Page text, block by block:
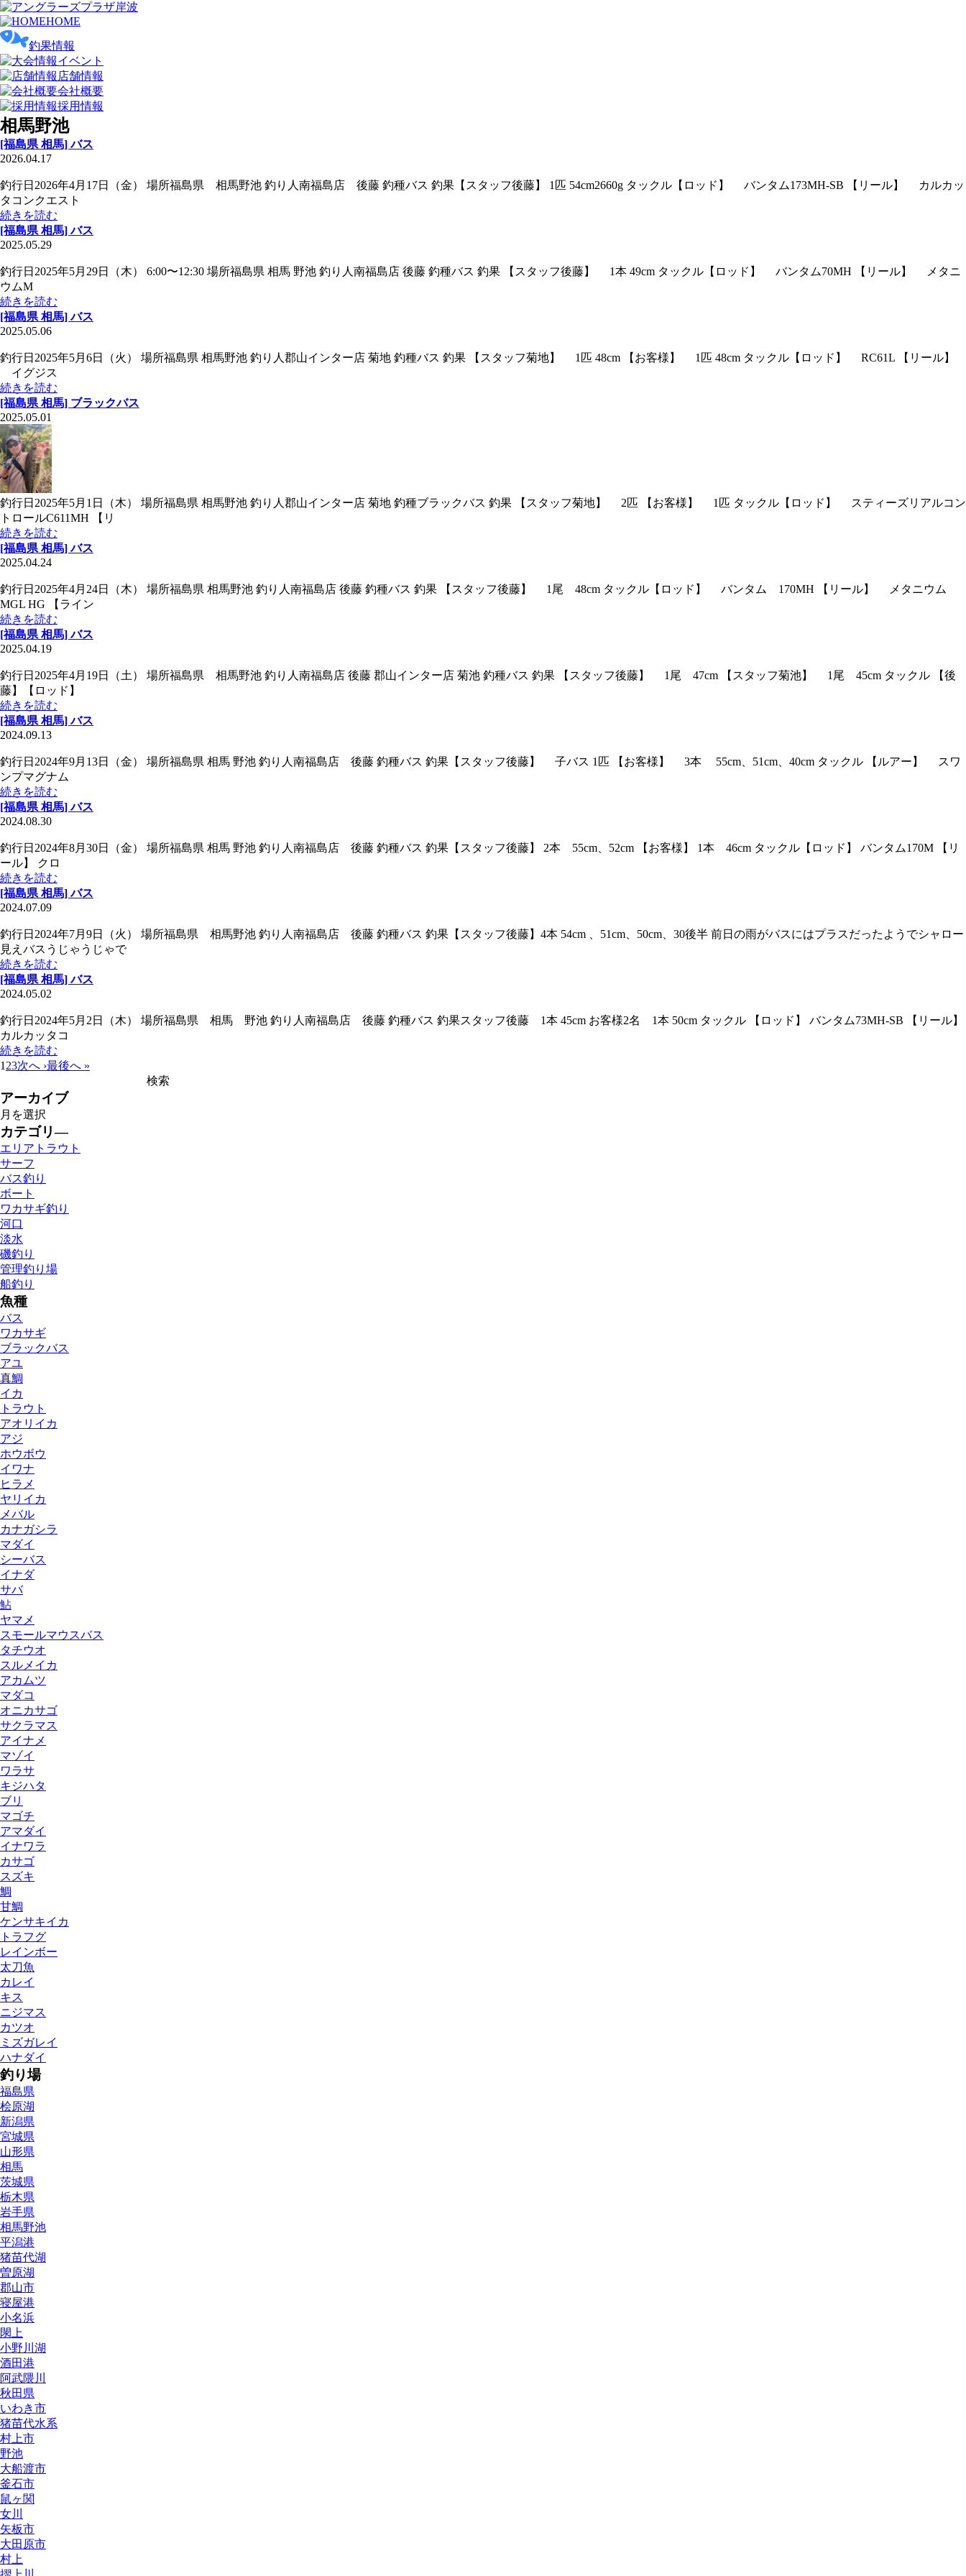
HOME
釣果情報
イベント
店舗情報
会社概要
採用情報
相馬野池
[福島県 相馬] バス
2026.04.17
釣行日2026年4月17日（金） 場所福島県 相馬野池 釣り人南福島店 後藤 釣種バス 釣果【スタッフ後藤】 1匹 54cm2660g タックル【ロッド】 バンタム173MH-SB 【リール】 カルカッ
タコンクエスト
続きを読む
[福島県 相馬] バス
2025.05.29
釣行日2025年5月29日（木） 6:00〜12:30 場所福島県 相馬 野池 釣り人南福島店 後藤 釣種バス 釣果 【スタッフ後藤】 1本 49cm タックル【ロッド】 バンタム70MH 【リール】 メタニ
ウムM
続きを読む
[福島県 相馬] バス
2025.05.06
釣行日2025年5月6日（火） 場所福島県 相馬野池 釣り人郡山インター店 菊地 釣種バス 釣果 【スタッフ菊地】 1匹 48cm 【お客様】 1匹 48cm タックル【ロッド】 RC61L 【リール】
イグジス
続きを読む
[福島県 相馬] ブラックバス
2025.05.01
釣行日2025年5月1日（木） 場所福島県 相馬野池 釣り人郡山インター店 菊地 釣種ブラックバス 釣果 【スタッフ菊地】 2匹 【お客様】 1匹 タックル【ロッド】 スティーズリアルコン
トロールC611MH 【リ
続きを読む
[福島県 相馬] バス
2025.04.24
釣行日2025年4月24日（木） 場所福島県 相馬野池 釣り人南福島店 後藤 釣種バス 釣果 【スタッフ後藤】 1尾 48cm タックル【ロッド】 バンタム 170MH 【リール】 メタニウム
MGL HG 【ライン
続きを読む
[福島県 相馬] バス
2025.04.19
釣行日2025年4月19日（土） 場所福島県 相馬野池 釣り人南福島店 後藤 郡山インター店 菊池 釣種バス 釣果 【スタッフ後藤】 1尾 47cm 【スタッフ菊池】 1尾 45cm タックル 【後
藤】【ロッド】
続きを読む
[福島県 相馬] バス
2024.09.13
釣行日2024年9月13日（金） 場所福島県 相馬 野池 釣り人南福島店 後藤 釣種バス 釣果【スタッフ後藤】 子バス 1匹 【お客様】 3本 55cm、51cm、40cm タックル 【ルアー】 スワ
ンプマグナム
続きを読む
[福島県 相馬] バス
2024.08.30
釣行日2024年8月30日（金） 場所福島県 相馬 野池 釣り人南福島店 後藤 釣種バス 釣果【スタッフ後藤】 2本 55cm、52cm 【お客様】 1本 46cm タックル【ロッド】 バンタム170M 【リ
ール】 クロ
続きを読む
[福島県 相馬] バス
2024.07.09
釣行日2024年7月9日（火） 場所福島県 相馬野池 釣り人南福島店 後藤 釣種バス 釣果【スタッフ後藤】4本 54cm 、51cm、50cm、30後半 前日の雨がバスにはプラスだったようでシャロー
見えバスうじゃうじゃで
続きを読む
[福島県 相馬] バス
2024.05.02
釣行日2024年5月2日（木） 場所福島県 相馬 野池 釣り人南福島店 後藤 釣種バス 釣果スタッフ後藤 1本 45cm お客様2名 1本 50cm タックル 【ロッド】 バンタム73MH-SB 【リール】
カルカッタコ
続きを読む
1 23次へ ›最後へ »
アーカイブ
カテゴリ―
エリアトラウト
サーフ
バス釣り
ボート
ワカサギ釣り
河口
淡水
磯釣り
管理釣り場
船釣り
魚種
バス
ワカサギ
ブラックバス
アユ
真鯛
イカ
トラウト
アオリイカ
アジ
ホウボウ
イワナ
ヒラメ
ヤリイカ
メバル
カナガシラ
マダイ
シーバス
イナダ
サバ
鮎
ヤマメ
スモールマウスバス
タチウオ
スルメイカ
アカムツ
マダコ
オニカサゴ
サクラマス
アイナメ
マゾイ
ワラサ
キジハタ
ブリ
マゴチ
アマダイ
イナワラ
カサゴ
スズキ
鯛
甘鯛
ケンサキイカ
トラフグ
レインボー
太刀魚
カレイ
キス
ニジマス
カツオ
ミズガレイ
ハナダイ
釣り場
福島県
桧原湖
新潟県
宮城県
山形県
相馬
茨城県
栃木県
岩手県
相馬野池
平潟港
猪苗代湖
曽原湖
郡山市
寝屋港
小名浜
閖上
小野川湖
酒田港
阿武隈川
秋田県
いわき市
猪苗代水系
村上市
野池
大船渡市
釜石市
鼠ヶ関
女川
矢板市
大田原市
村上